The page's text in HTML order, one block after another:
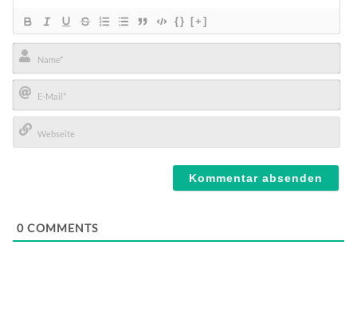
{} [+]
Name*
E-
Mail*
0 COMMENTS